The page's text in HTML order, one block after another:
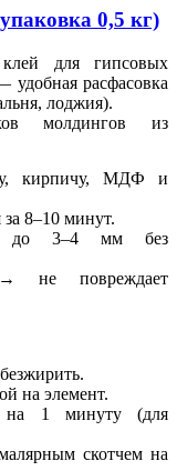
0,5 кг)
для гипсовых
расфасовка
лоджия).
кирпичу, МДФ и
8–10 минут.
до 3–4 мм без
не повреждает
на элемент.
на 1 минуту (для
скотчем на